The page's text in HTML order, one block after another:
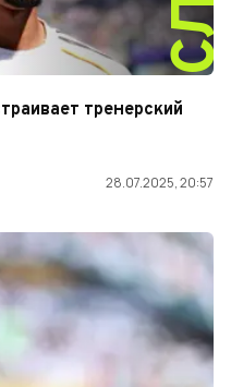
тренерский
28.07.2025, 20:57